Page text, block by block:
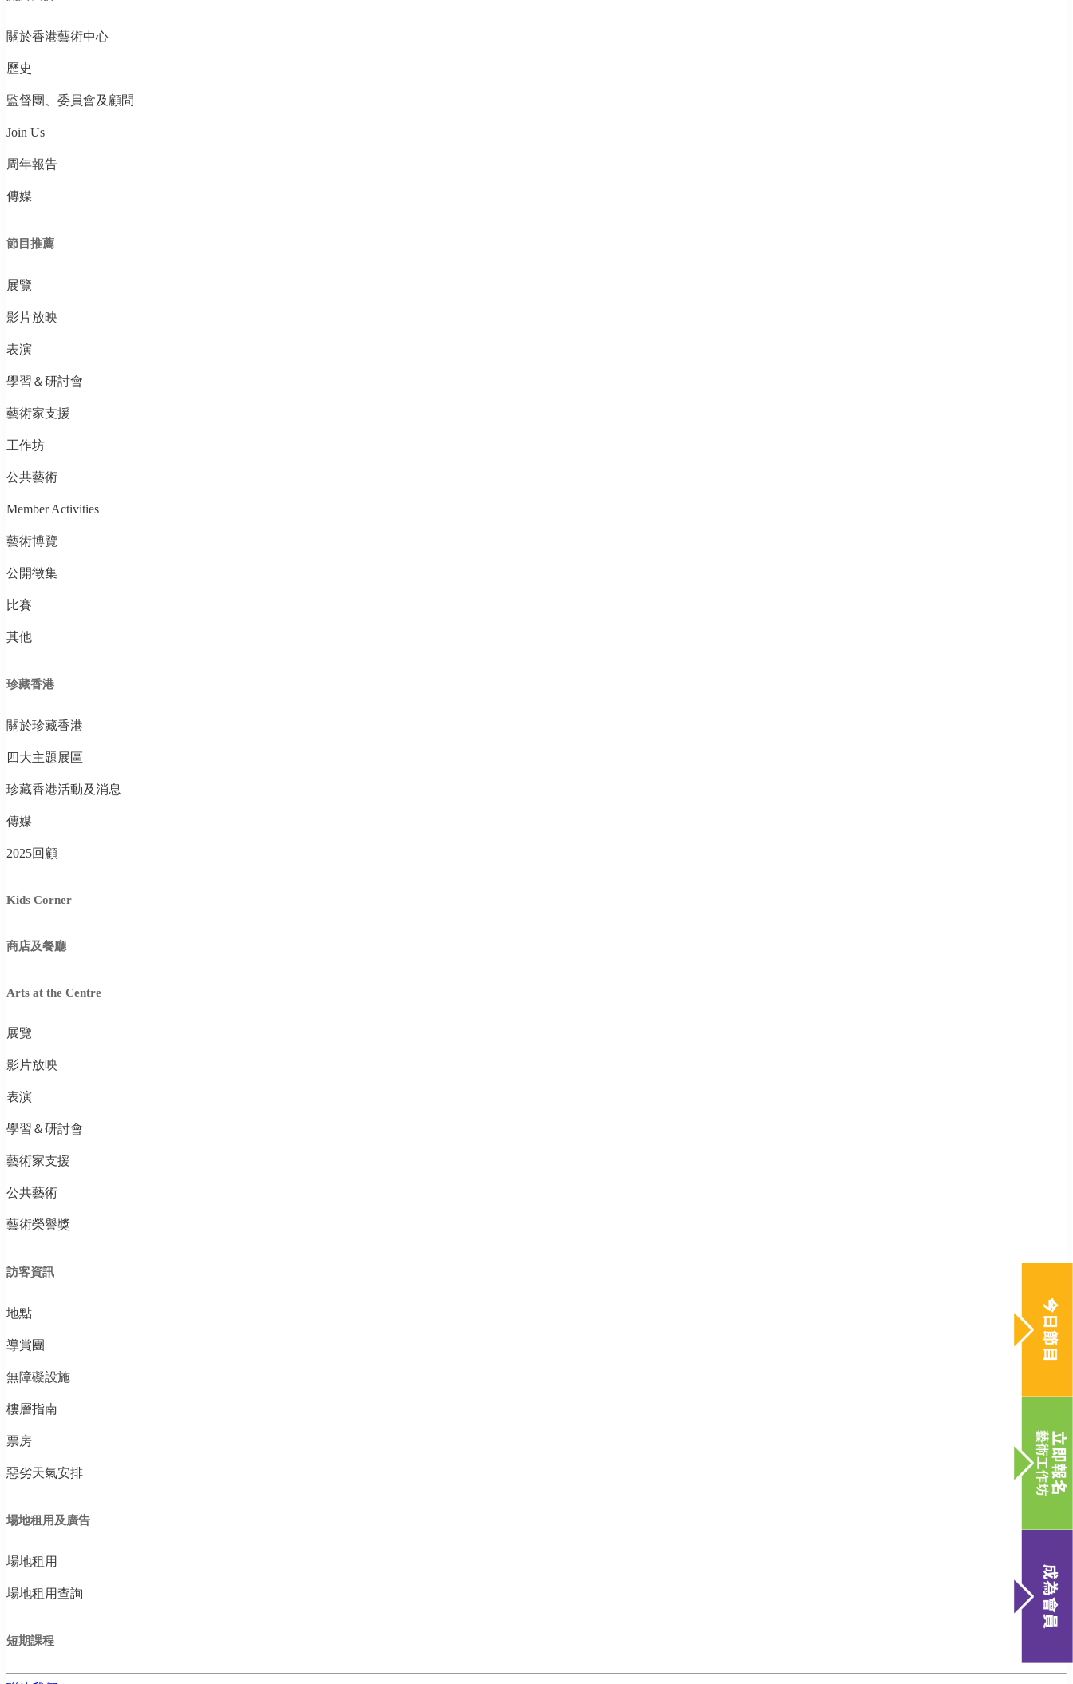
關於香港藝術中心
歷史
監督團、委員會及顧問
Join Us
周年報告
傳媒
節目推薦
展覽
影片放映
表演
學習＆研討會
藝術家支援
工作坊
公共藝術
Member Activities
藝術博覽
公開徵集
比賽
其他
珍藏香港
關於珍藏香港
四大主題展區
珍藏香港活動及消息
傳媒
2025回顧
Kids Corner
商店及餐廳
Arts at the Centre
展覽
影片放映
表演
學習＆研討會
藝術家支援
公共藝術
藝術榮譽獎
訪客資訊
地點
導賞團
無障礙設施
樓層指南
票房
惡劣天氣安排
場地租用及廣告
場地租用
場地租用查詢
短期課程